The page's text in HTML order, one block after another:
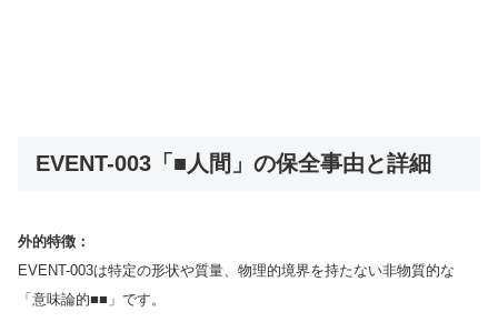
EVENT-003「■人間」の保全事由と詳細
外的特徴：
EVENT-003は特定の形状や質量、物理的境界を持たない非物質的な
「意味論的■■」です。